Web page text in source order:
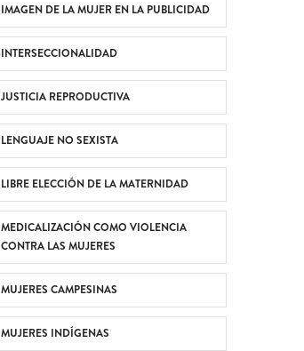
IMAGEN DE LA MUJER EN LA PUBLICIDAD
INTERSECCIONALIDAD
JUSTICIA REPRODUCTIVA
LENGUAJE NO SEXISTA
LIBRE ELECCIÓN DE LA MATERNIDAD
MEDICALIZACIÓN COMO VIOLENCIA
CONTRA LAS MUJERES
MUJERES CAMPESINAS
MUJERES INDÍGENAS